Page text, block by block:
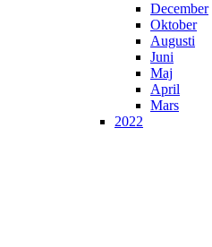
December
Oktober
Augusti
Juni
Maj
April
Mars
2022